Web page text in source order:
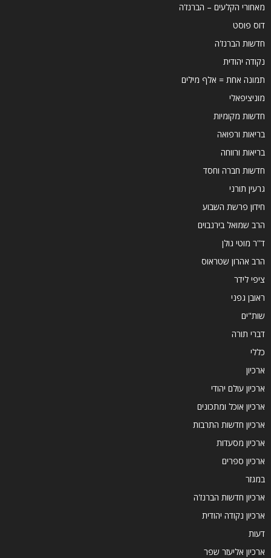
מאחורי הקלעים – הברנז'ה
דוס פוסט
חדשות הברנז'ה
נקודה יהודית
תמונה אחת = אלף מילים
מוניציפאלי
חדשות מקומיות
בריאות ורפואה
בריאות ורווחה
חדשות חברה וחסד
גרעין תורני
חידון פרשת השבוע
הרב שמואל בירנבוים
ד''ר מוטי גולן
הרב אהרון שטראוס
ציפי לידר
ראובן גפני
שות"ים
דברי תורה
כללי
ארכיון
ארכיון עולם יהודי
ארכיון אוכל ומתכונים
ארכיון חדשות התרבות
ארכיון מסעדות
ארכיון ספרים
במגזר
ארכיון חדשות הברנז'ה
ארכיון נקודה יהודית
דעות
ארכיון אליעזר שפר